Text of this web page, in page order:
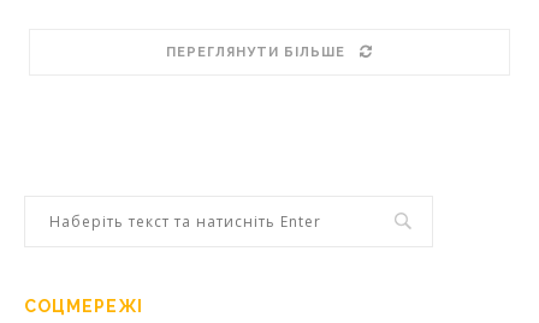
ПЕРЕГЛЯНУТИ БІЛЬШЕ
СОЦМЕРЕЖІ